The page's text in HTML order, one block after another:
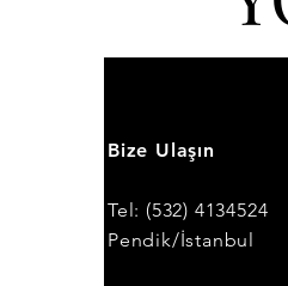
Bize Ulaşın
Tel: (532) 4134524
Pendik/İstanbul